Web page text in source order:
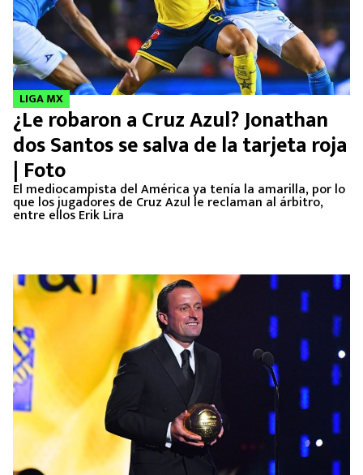
LIGA MX
¿Le robaron a Cruz Azul? Jonathan
dos Santos se salva de la tarjeta roja
| Foto
El mediocampista del América ya tenía la amarilla, por lo
que los jugadores de Cruz Azul le reclaman al árbitro,
entre ellos Erik Lira